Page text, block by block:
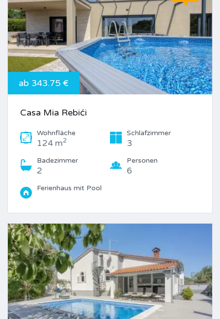
ab 343.75 €
Casa Mia Rebići
Wohnfläche
124 m2
Schlafzimmer
3
Badezimmer
2
Personen
6
Ferienhaus mit Pool